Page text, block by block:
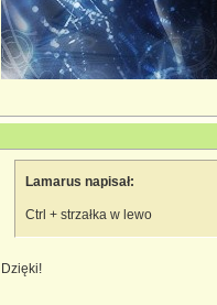
Lamarus napisał:
Ctrl + strzałka w lewo
Dzięki!